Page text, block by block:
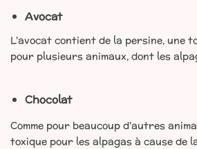
Avocat
L'avocat contient de la persine, une
pour plusieurs animaux, dont les
Chocolat
Comme pour beaucoup d'autres
toxique pour les alpagas à cause de